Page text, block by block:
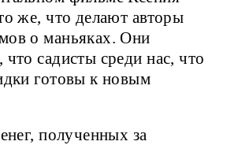
же, что делают авторы
о маньяках. Они
садисты среди нас, что
готовы к новым
полученных за